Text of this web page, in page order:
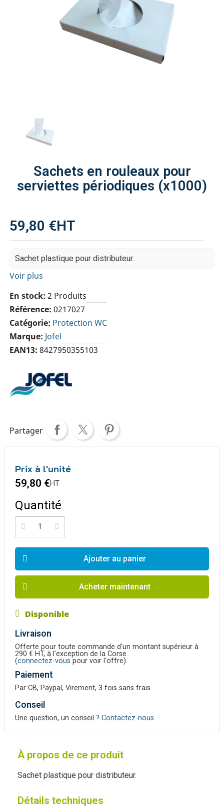
Sachets en rouleaux pour
serviettes périodiques (x1000)
59,80 €HT
Sachet plastique pour distributeur.
Voir plus
En stock 2 Produits
Référence 0217027
Catégorie Protection WC
Marque Jofel
EAN13 8427950355103
Partager
Prix à l'unité
59,80 €HT
Quantité
Ajouter au panier
Acheter maintenant
Disponible
Livraison
Offerte pour toute commande d'un montant supérieur à
290 € HT, à l'exception de la Corse.
(connectez-vous pour voir l'offre).
Paiement
Par CB, Paypal, Virement, 3 fois sans frais
Conseil
Une question, un conseil ? Contactez-nous
À propos de ce produit
Sachet plastique pour distributeur.
Détails techniques